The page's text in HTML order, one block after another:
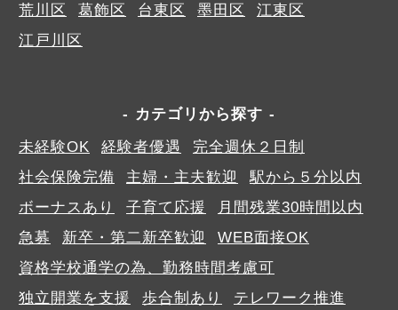
荒川区
葛飾区 台東区 墨田区
江東区
江戸川区
カテゴリから探す
未経験OK
経験者優遇
完全週休２日制
社会保険完備
主婦・主夫歓迎
駅から５分以内
ボーナスあり
子育て応援
月間残業30時間以内
急募
新卒・第二新卒歓迎
WEB面接OK
資格学校通学の為、勤務時間考慮可
独立開業を支援
歩合制あり テレワーク推進